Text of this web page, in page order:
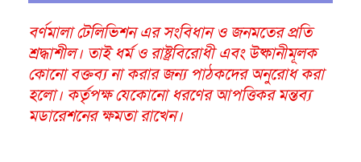
বর্ণমালা টেলিভিশন এর সংবিধান ও জনমতের প্রতি
শ্রদ্ধাশীল। তাই ধর্ম ও রাষ্ট্রবিরোধী এবং উষ্কানীমূলক
কোনো বক্তব্য না করার জন্য পাঠকদের অনুরোধ করা
হলো। কর্তৃপক্ষ যেকোনো ধরণের আপত্তিকর মন্তব্য
মডারেশনের ক্ষমতা রাখেন।